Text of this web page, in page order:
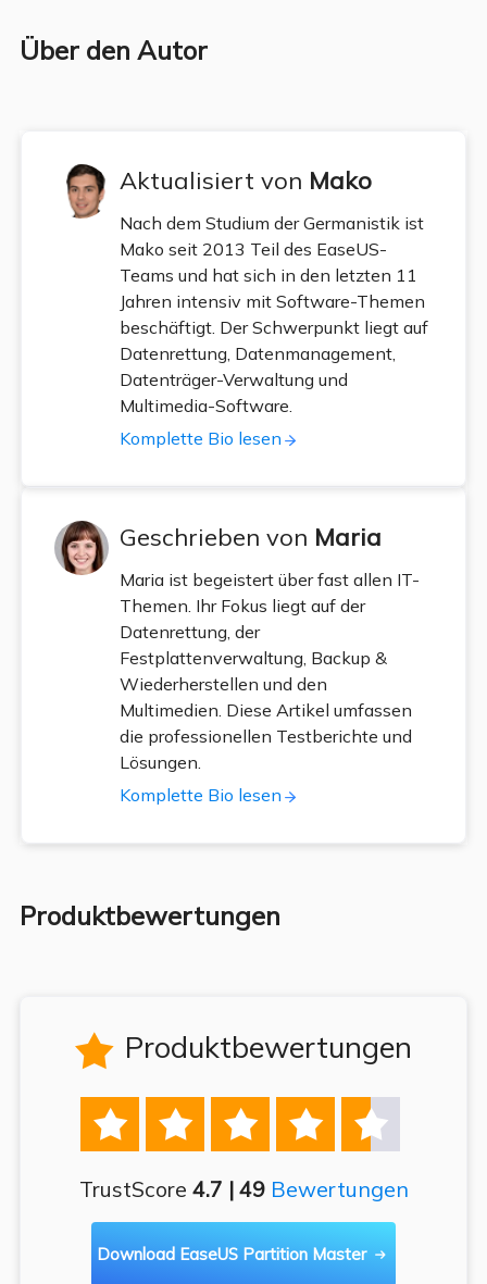
Über den Autor
Aktualisiert von Mako
Nach dem Studium der Germanistik ist
Mako seit 2013 Teil des EaseUS-
Teams und hat sich in den letzten 11
Jahren intensiv mit Software-Themen
beschäftigt. Der Schwerpunkt liegt auf
Datenrettung, Datenmanagement,
Datenträger-Verwaltung und
Multimedia-Software.
Komplette Bio lesen
Geschrieben von Maria
Maria ist begeistert über fast allen IT-
Themen. Ihr Fokus liegt auf der
Datenrettung, der
Festplattenverwaltung, Backup &
Wiederherstellen und den
Multimedien. Diese Artikel umfassen
die professionellen Testberichte und
Lösungen.
Komplette Bio lesen
Produktbewertungen
 Produktbewertungen
    
TrustScore 4.7 | 49 Bewertungen
Download EaseUS Partition Master 